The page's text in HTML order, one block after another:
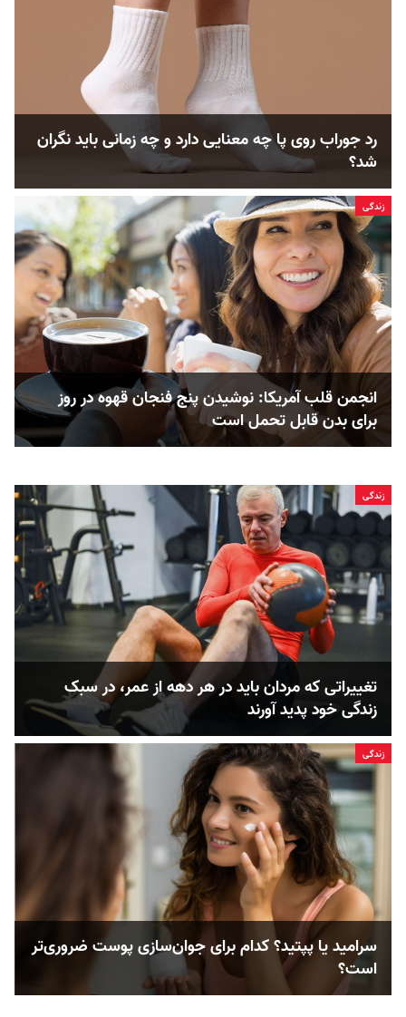
رد جوراب روی پا چه معنایی دارد و چه زمانی باید نگران
شد؟
زندگی
انجمن قلب آمریکا: نوشیدن پنج فنجان قهوه در روز
برای بدن قابل ‌تحمل است
زندگی
تغییراتی که مردان باید در هر دهه از عمر، در سبک
زندگی خود پدید آورند
زندگی
سرامید یا پپتید؟ کدام‌‌ برای جوان‌سازی پوست ضروری‌تر
است؟